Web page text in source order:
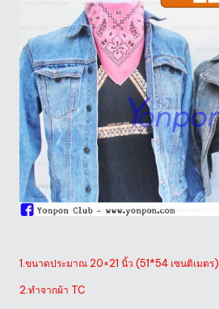
1.ขนาดประมาณ 20×21 นิ้ว (51*54 เซนติเมตร)
2.ทำจากผ้า TC